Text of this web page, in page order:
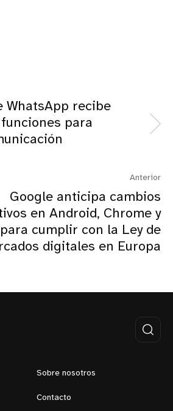
WhatsApp recibe
para
Anterior
Google anticipa cambios
en Android, Chrome y
cumplir con la Ley de
digitales en Europa
Sobre nosotros
Contacto